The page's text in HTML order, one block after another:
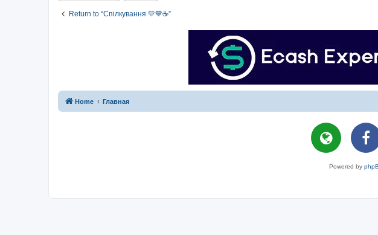
Return to “Спілкування 💛💙☕”
Home Главная
Powered by